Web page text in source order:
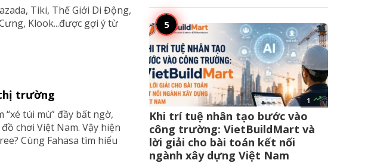
Tiki, Thế Giới Di Động,
Klook...được gợi ý từ
trường
túi mù” đầy bất ngờ,
chơi Việt Nam. Vậy hiện
Cùng Fahasa tìm hiểu
1 
Khi trí tuệ nhân tạo bước vào
công trường: VietBuildMart và
lời giải cho bài toán kết nối
ngành xây dựng Việt Nam